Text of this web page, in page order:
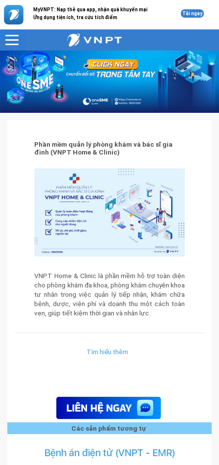
MyVNPT: Nạp thẻ qua app, nhận quà khuyến mại
Ứng dụng tiện ích, tra cứu tích điểm
Tải ngay
VNPT
Giải pháp công nghệ thông tin
Phần mềm quản lý phòng khám và bác sĩ gia đình (VNPT Home & Clinic)
Phần mềm quản lý phòng khám và bác sĩ gia
đình (VNPT Home & Clinic)
VNPT Home & Clinic là phần mềm hỗ trợ toàn diện
cho phòng khám đa khoa, phòng khám chuyên khoa
tư nhân trong việc quản lý tiếp nhận, khám chữa
bệnh, dược, viện phí và doanh thu một cách toàn
vẹn, giúp tiết kiệm thời gian và nhân lực.
Tìm hiểu thêm
Các sản phẩm tương tự
Bệnh án điện tử (VNPT - EMR)